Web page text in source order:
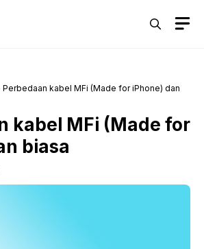
Perbedaan kabel MFi (Made for iPhone) dan
kabel MFi (Made for
biasa